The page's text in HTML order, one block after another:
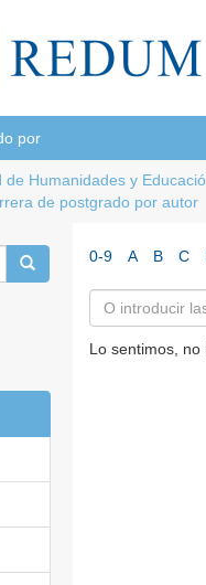
por
de Humanidades y
de postgrado por autor
0-9 A B C
Lo sentimos, no